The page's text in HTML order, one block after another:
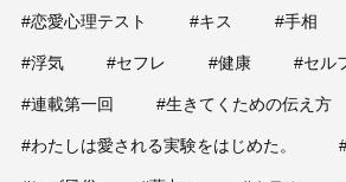
#恋愛心理テスト #キス #手相
#浮気 #セフレ #健康 #セル
#連載第一回 #生きてくための伝え方
#わたしは愛される実験をはじめた。